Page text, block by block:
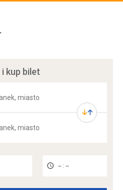
i kup bilet
-- : --